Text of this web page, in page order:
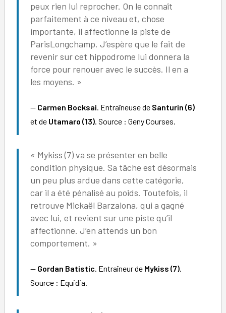
peux rien lui reprocher. On le connaît
parfaitement à ce niveau et, chose
importante, il affectionne la piste de
ParisLongchamp. J’espère que le fait de
revenir sur cet hippodrome lui donnera la
force pour renouer avec le succès. Il en a
les moyens. »
Carmen Bocksai. Entraîneuse de Santurin (6)
et de Utamaro (13). Source : Geny Courses.
« Mykiss (7) va se présenter en belle
condition physique. Sa tâche est désormais
un peu plus ardue dans cette catégorie,
car il a été pénalisé au poids. Toutefois, il
retrouve Mickaël Barzalona, qui a gagné
avec lui, et revient sur une piste qu’il
affectionne. J’en attends un bon
comportement. »
Gordan Batistic . Entraîneur de Mykiss (7).
Source : Equidia.